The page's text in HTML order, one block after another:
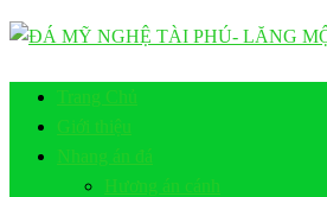
Trang Chủ
Giới thiệu
Nhang án đá
Hương án cánh